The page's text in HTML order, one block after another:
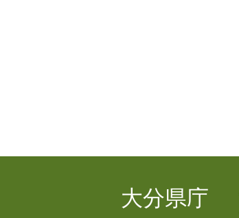
大分県庁